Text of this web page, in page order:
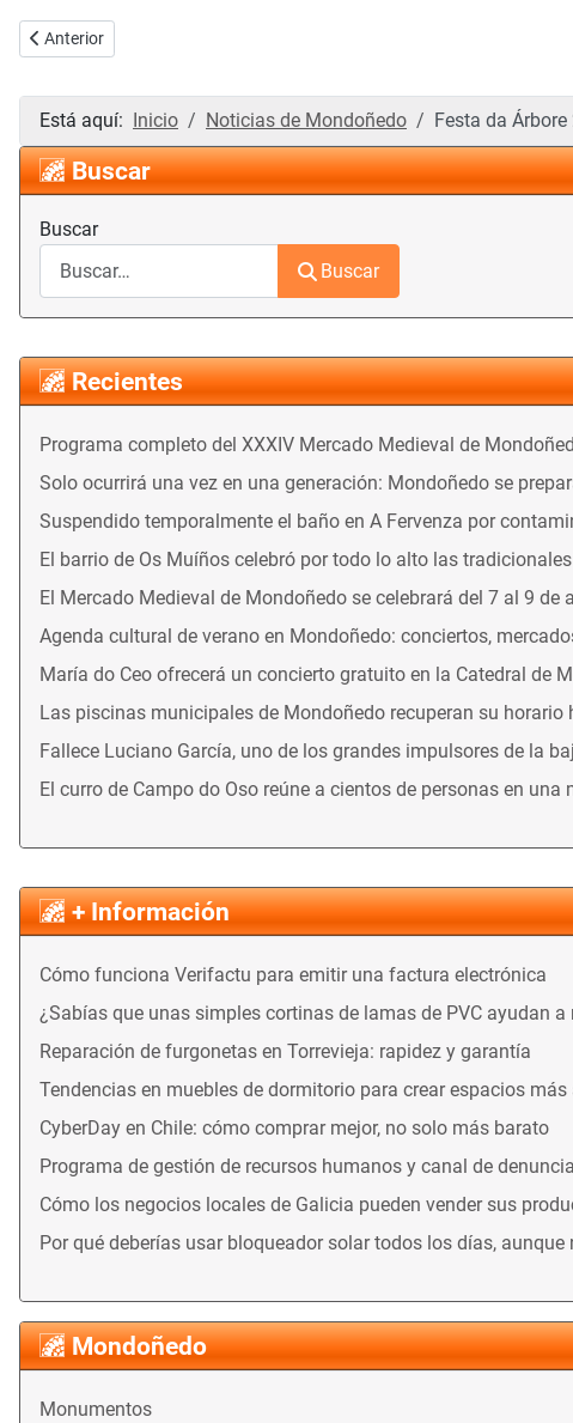
Mondoñedo
Monumentos
Artículo anterior: Expo conxunta de artistas mindonienses
Anterior
Está aquí: Inicio Noticias de Mondoñedo Festa da Árbore
Buscar
Buscar
Buscar
Recientes
Programa completo del XXXIV Mercado Medieval de
Solo ocurrirá una vez en una generación: Mondoñedo se
Suspendido temporalmente el baño en A Fervenza por
El barrio de Os Muíños celebró por todo lo alto las
El Mercado Medieval de Mondoñedo se celebrará del 7 al 9 de
Agenda cultural de verano en Mondoñedo: conciertos,
María do Ceo ofrecerá un concierto gratuito en la Catedral de
Las piscinas municipales de Mondoñedo recuperan su
Fallece Luciano García, uno de los grandes impulsores de la
El curro de Campo do Oso reúne a cientos de personas en
+ Información
Cómo funciona Verifactu para emitir una factura electrónica
¿Sabías que unas simples cortinas de lamas de PVC ayudan
Reparación de furgonetas en Torrevieja: rapidez y garantía
Tendencias en muebles de dormitorio para crear espacios más
CyberDay en Chile: cómo comprar mejor, no solo más barato
Programa de gestión de recursos humanos y canal de
Cómo los negocios locales de Galicia pueden vender sus
Por qué deberías usar bloqueador solar todos los días, aunque